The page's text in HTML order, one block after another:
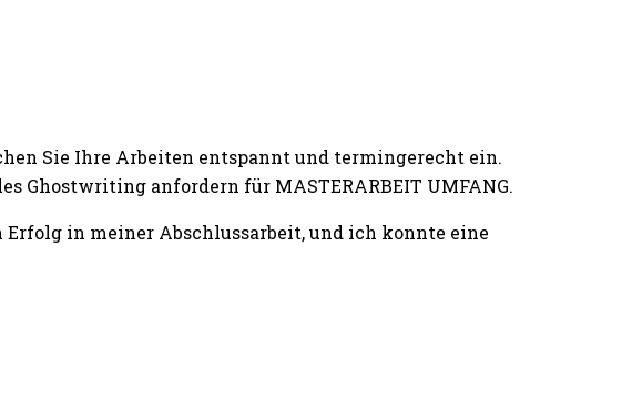
Sie Ihre Arbeiten entspannt und termingerecht ein.
Ghostwriting anfordern für MASTERARBEIT UMFANG.
in meiner Abschlussarbeit, und ich konnte eine